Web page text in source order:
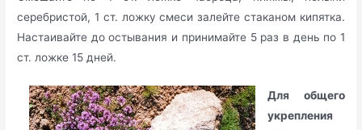
серебристой, 1 ст. ложку смеси залейте стаканом кипятка.
Настаивайте до остывания и принимайте 5 раз в день по 1
ст. ложке 15 дней.
Для общего
укрепления